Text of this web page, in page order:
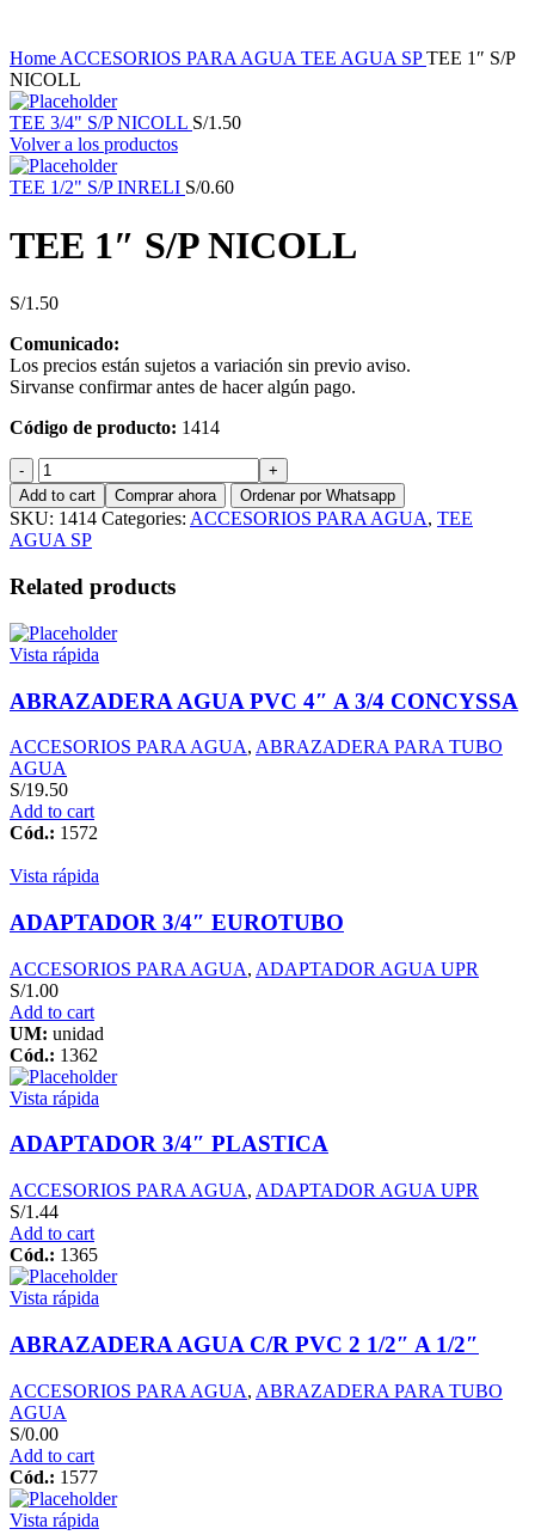
Home ACCESORIOS PARA AGUA TEE AGUA SPTEE 1″ S/P
NICOLL
TEE 3/4" S/P NICOLL S/1.50
Volver a los productos
TEE 1/2" S/P INRELI S/0.60
TEE 1″ S/P NICOLL
S/1.50
Comunicado:
Los precios están sujetos a variación sin previo aviso.
Sirvanse confirmar antes de hacer algún pago.
Código de producto: 1414
TEE
1"
S/P
NICOLL
quantity
Add to cart Comprar ahora Ordenar por Whatsapp
SKU: 1414 Categories: ACCESORIOS PARA AGUA, TEE
AGUA SP
Related products
Vista rápida
ABRAZADERA AGUA PVC 4″ A 3/4 CONCYSSA
ACCESORIOS PARA AGUA, ABRAZADERA PARA TUBO
AGUA
S/19.50
Add to cart
Cód.: 1572
Vista rápida
ADAPTADOR 3/4″ EUROTUBO
ACCESORIOS PARA AGUA, ADAPTADOR AGUA UPR
S/1.00
Add to cart
UM: unidad
Cód.: 1362
Vista rápida
ADAPTADOR 3/4″ PLASTICA
ACCESORIOS PARA AGUA, ADAPTADOR AGUA UPR
S/1.44
Add to cart
Cód.: 1365
Vista rápida
ABRAZADERA AGUA C/R PVC 2 1/2″ A 1/2″
ACCESORIOS PARA AGUA, ABRAZADERA PARA TUBO
AGUA
S/0.00
Add to cart
Cód.: 1577
Vista rápida